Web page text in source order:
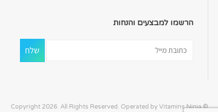
הרשמו למבצעים והנחות
© Copyright 2026. All Rights Reserved. Operated by Vitamins Ninja